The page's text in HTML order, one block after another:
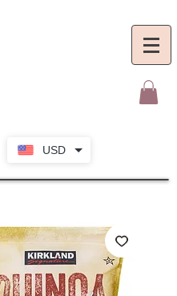
USD